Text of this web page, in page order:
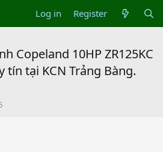
Log in Register
Copeland 10HP ZR125KC
tín tại KCN Trảng Bàng.